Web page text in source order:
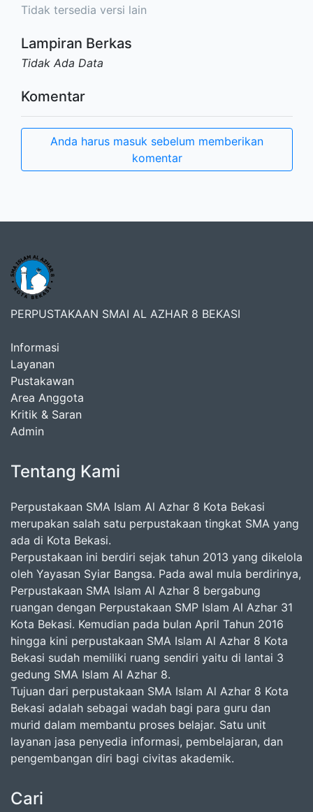
Tidak tersedia versi lain
Lampiran Berkas
Tidak Ada Data
Komentar
Anda harus masuk sebelum memberikan
komentar
PERPUSTAKAAN SMAI AL AZHAR 8 BEKASI
Informasi
Layanan
Pustakawan
Area Anggota
Kritik & Saran
Admin
Tentang Kami
Perpustakaan SMA Islam Al Azhar 8 Kota Bekasi
merupakan salah satu perpustakaan tingkat SMA yang
ada di Kota Bekasi.
Perpustakaan ini berdiri sejak tahun 2013 yang dikelola
oleh Yayasan Syiar Bangsa. Pada awal mula berdirinya,
Perpustakaan SMA Islam Al Azhar 8 bergabung
ruangan dengan Perpustakaan SMP Islam Al Azhar 31
Kota Bekasi. Kemudian pada bulan April Tahun 2016
hingga kini perpustakaan SMA Islam Al Azhar 8 Kota
Bekasi sudah memiliki ruang sendiri yaitu di lantai 3
gedung SMA Islam Al Azhar 8.
Tujuan dari perpustakaan SMA Islam Al Azhar 8 Kota
Bekasi adalah sebagai wadah bagi para guru dan
murid dalam membantu proses belajar. Satu unit
layanan jasa penyedia informasi, pembelajaran, dan
pengembangan diri bagi civitas akademik.
Cari